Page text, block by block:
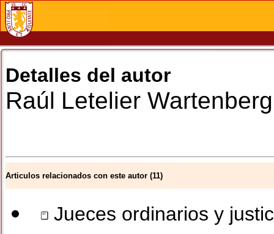
Detalles del autor
Raúl Letelier Wartenberg
Articulos relacionados con este autor (11)
Jueces ordinarios y